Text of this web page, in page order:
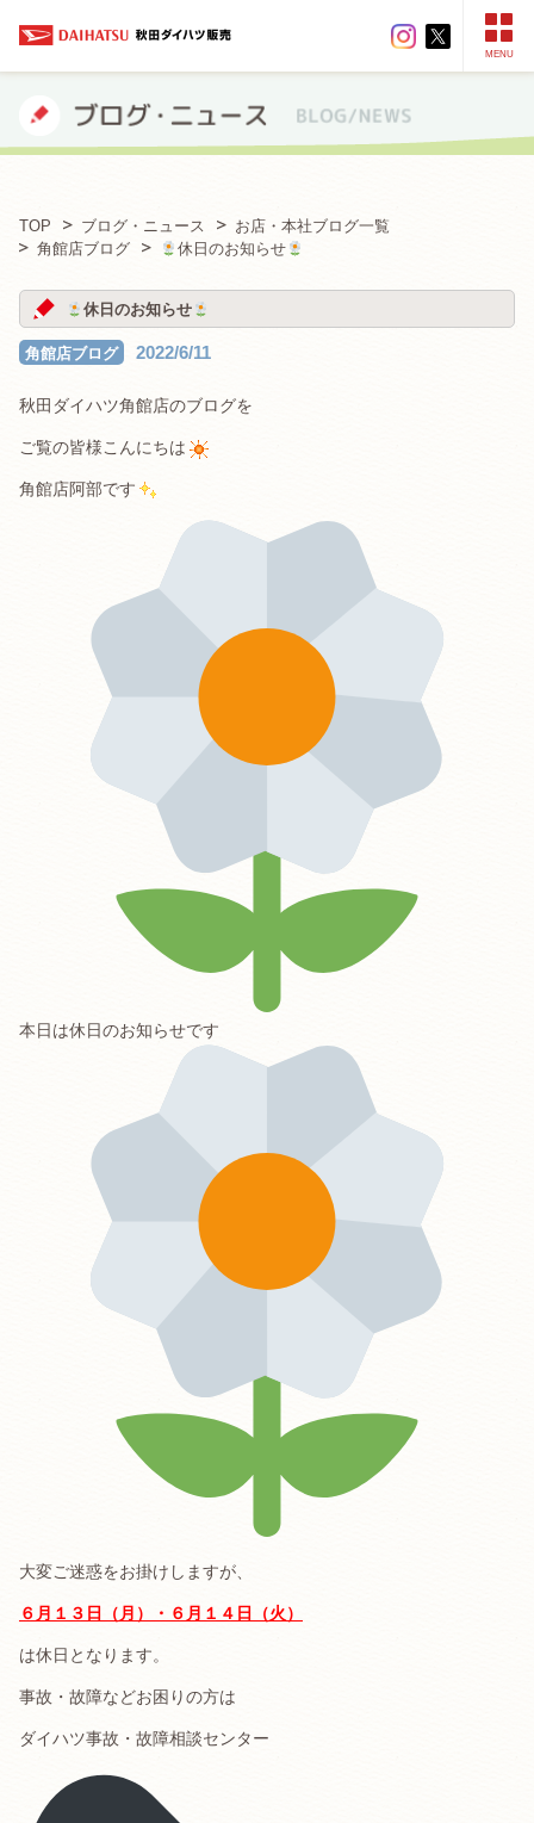
MENU
TOP ブログ・ニュース
お店・本社ブログ一覧
角館店ブログ
休日のお知らせ
休日のお知らせ
角館店ブログ 2022/6/11
秋田ダイハツ角館店のブログを
ご覧の皆様こんにちは
角館店阿部です
本日は休日のお知らせです
大変ご迷惑をお掛けしますが、
６月１３日（月）・６月１４日（火）
は休日となります。
事故・故障などお困りの方は
ダイハツ事故・故障相談センター